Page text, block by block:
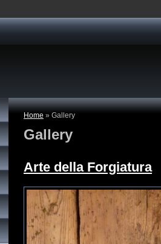
Home » Gallery
Gallery
Arte della Forgiatura